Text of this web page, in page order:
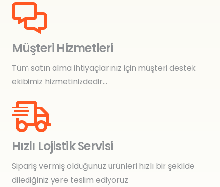
Müşteri Hizmetleri
Tüm satın alma ihtiyaçlarınız için müşteri destek
ekibimiz hizmetinizdedir…
Hızlı Lojistik Servisi
Sipariş vermiş olduğunuz ürünleri hızlı bir şekilde
dilediğiniz yere teslim ediyoruz